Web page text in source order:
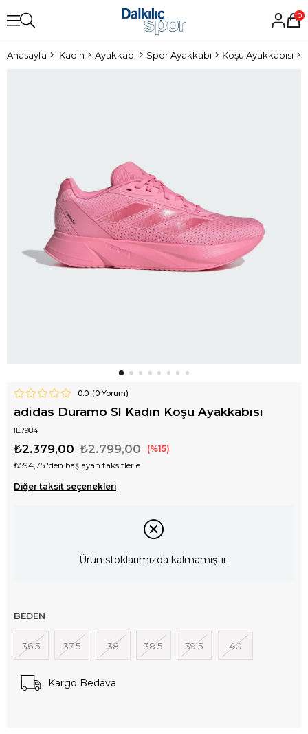
0
Anasayfa Kadın Ayakkabı Spor Ayakkabı Koşu Ayakkabısı
0.0 (0Yorum)
adidas Duramo Sl Kadın Koşu Ayakkabısı
IE7984
₺2.799,00
₺2.379,00 15
₺594,75 'den başlayan taksitlerle
Diğer taksit seçenekleri
Ürün stoklarımızda kalmamıştır.
BEDEN
36.5 37.5 38 38.5 39.5 40
Kargo Bedava